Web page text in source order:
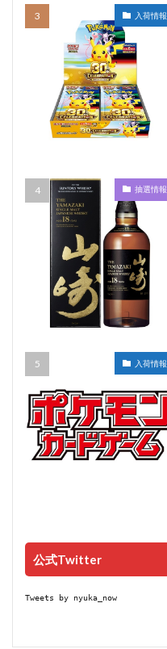
入荷情報
抽選情報
入荷情報
公式Twitter
Tweets by nyuka_now